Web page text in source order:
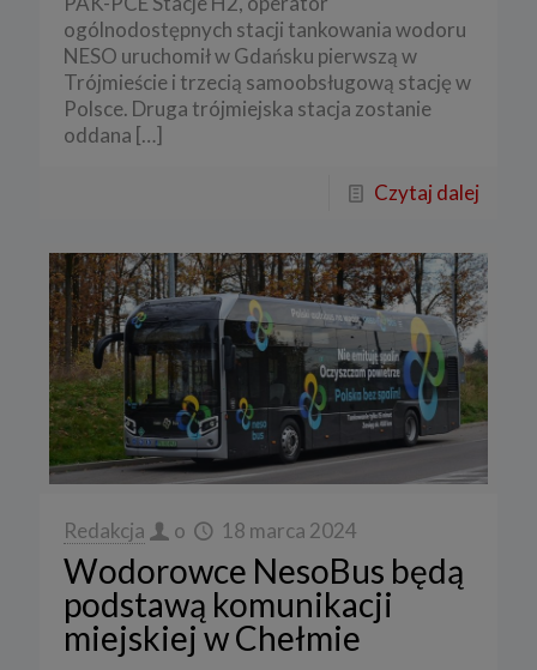
ogólnodostępnych stacji tankowania wodoru
NESO uruchomił w Gdańsku pierwszą w
Trójmieście i trzecią samoobsługową stację w
Polsce. Druga trójmiejska stacja zostanie
oddana […]
Czytaj dalej
Redakcja o 18 marca 2024
Wodorowce NesoBus będą
podstawą komunikacji
miejskiej w Chełmie